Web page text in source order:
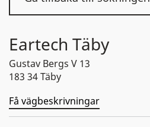
Eartech Täby
Gustav Bergs V 13
183 34 Täby
Få vägbeskrivningar